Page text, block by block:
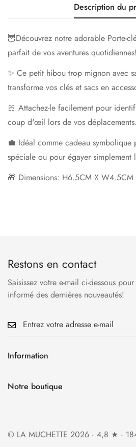
Description du
🦉Découvrez notre adorable Porte-
parfait de vos aventures quotidiennes!
✨ Ce petit hibou trop mignon avec
transforme vos clés et sacs en
🎀 Attachez-le facilement pour
coup d'œil lors de vos déplacements.
💼 Idéal comme cadeau symbolique
spéciale ou pour égayer
🎁 Dimensions: H6.5CM X
Information
La Boutique
Notre boutique
de 10h30 à 13h et de 14h à 19h
Restons en contact
Saisissez votre e-mail ci-dessous
informé des dernières nouveautés!
© LA MUCHETTE 2026 · 4,8 ★ ·